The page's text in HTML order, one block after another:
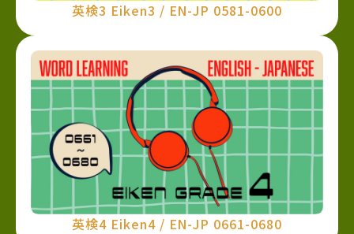
英検3 Eiken3 / EN-JP 0581-0600
英検4 Eiken4 / EN-JP 0661-0680